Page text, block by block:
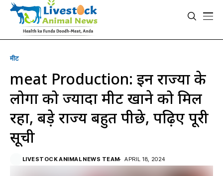
मीट
meat Production: इन राज्यों के
लोगों को ज्यादा मीट खाने को मिल
रहा, बड़े राज्य बहुत पीछे, पढ़िए पूरी
सूची
LIVESTOCK ANIMAL NEWS TEAM APRIL 18, 2024